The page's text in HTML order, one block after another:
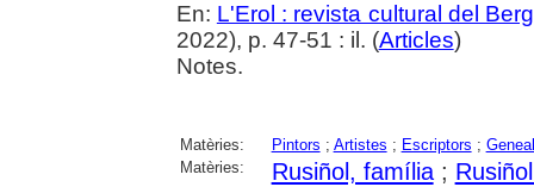
En: L'Erol : revista cultural del
2022), p. 47-51 : il. (Articles)
Notes.
Matèries: Pintors ; Artistes ; Escriptors ;
Matèries:
Rusiñol, família;